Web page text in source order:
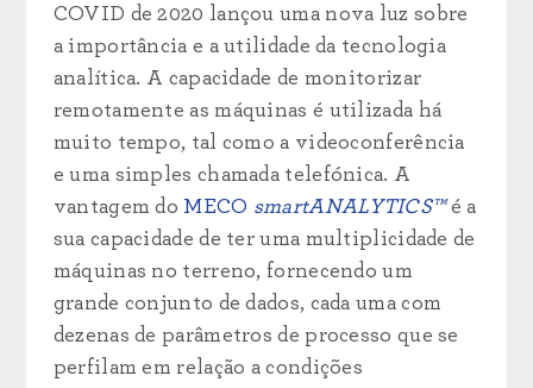
COVID de 2020 lançou uma nova luz sobre
a importância e a utilidade da tecnologia
analítica. A capacidade de monitorizar
remotamente as máquinas é utilizada há
muito tempo, tal como a videoconferência
e uma simples chamada telefónica. A
vantagem do MECO smartANALYTICS™é a
sua capacidade de ter uma multiplicidade de
máquinas no terreno, fornecendo um
grande conjunto de dados, cada uma com
dezenas de parâmetros de processo que se
perfilam em relação a condições